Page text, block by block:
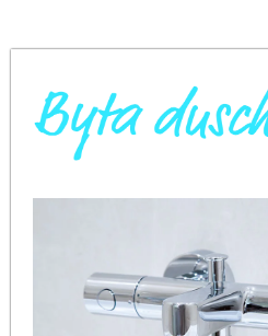
BYTA VARMVATTENBEREDARE
BYTA BLANDARE I HANDFAT